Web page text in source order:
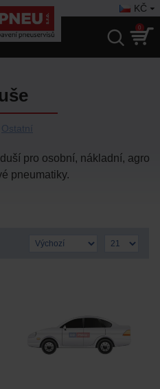
KČ
0
Ostatní
pro osobní, nákladní, agro
pneumatiky.